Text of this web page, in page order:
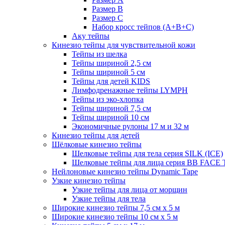
Размер B
Размер С
Набор кросс тейпов (А+B+C)
Аку тейпы
Кинезио тейпы для чувствительной кожи
Тейпы из шелка
Тейпы шириной 2,5 см
Тейпы шириной 5 см
Тейпы для детей KIDS
Лимфодренажные тейпы LYMPH
Тейпы из эко-хлопка
Тейпы шириной 7,5 см
Тейпы шириной 10 см
Экономичные рулоны 17 м и 32 м
Кинезио тейпы для детей
Шёлковые кинезио тейпы
Шелковые тейпы для тела серия SILK (ICE)
Шелковые тейпы для лица серия BB FACE
Нейлоновые кинезио тейпы Dynamic Tape
Узкие кинезио тейпы
Узкие тейпы для лица от морщин
Узкие тейпы для тела
Широкие кинезио тейпы 7,5 см x 5 м
Широкие кинезио тейпы 10 см х 5 м